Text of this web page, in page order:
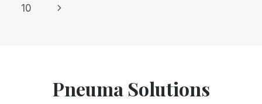
da
Anterior
10
Página
Pneuma Solutions